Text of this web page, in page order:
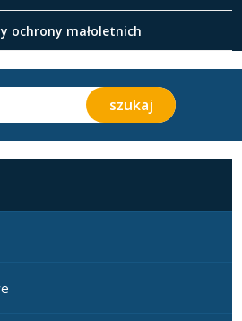
ochrony małoletnich